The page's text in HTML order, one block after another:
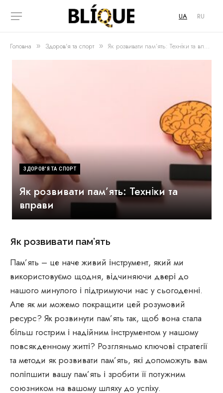
UA RU
Головна » Здоров'я та спорт » Як розвивати пам’ять: Техніки та вправи
ЗДОРОВ'Я ТА СПОРТ
Як розвивати пам’ять: Техніки та
вправи
Як розвивати пам’ять
Пам’ять – це наче живий інструмент, який ми
використовуємо щодня, відчиняючи двері до
нашого минулого і підтримуючи нас у сьогоденні.
Але як ми можемо покращити цей розумовий
ресурс? Як розвинути пам’ять так, щоб вона стала
більш гострим і надійним інструментом у нашому
повсякденному житті? Розгляньмо ключові стратегії
та методи як розвивати пам’ять, які допоможуть вам
поліпшити вашу пам’ять і зробити її потужним
союзником на вашому шляху до успіху.